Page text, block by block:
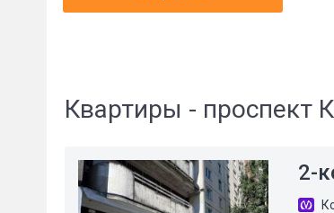
Квартиры - проспект
2-